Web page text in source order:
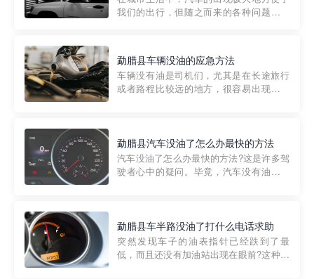
我们的出行，但随之而来的各种问题也让
紧急情况下，我们需要一种高效可靠的救
援方式。而这时，地库救援专...
勐腊县车辆没油的应急方法
车辆没有油是司机们，尤其是在长途旅行
或者路程比较远的地方，很容易出现这种
的送油师傅，解决没油的紧急情况。 首
先，让我们来了解一下穿...
勐腊县汽车没油了怎么办最快的方法
汽车没油了怎么办最快的方法?这是许多驾
驶者心中的疑问。毕竟，汽车没有油就无
越者小程序是一款专门解决汽车没油问题
的在线服务平台。通过...
勐腊县车半路没油了打什么电话求助
突然发现车子的油表指针已经跌到了最
低，而且还没有加油站出现在眼前?这种情